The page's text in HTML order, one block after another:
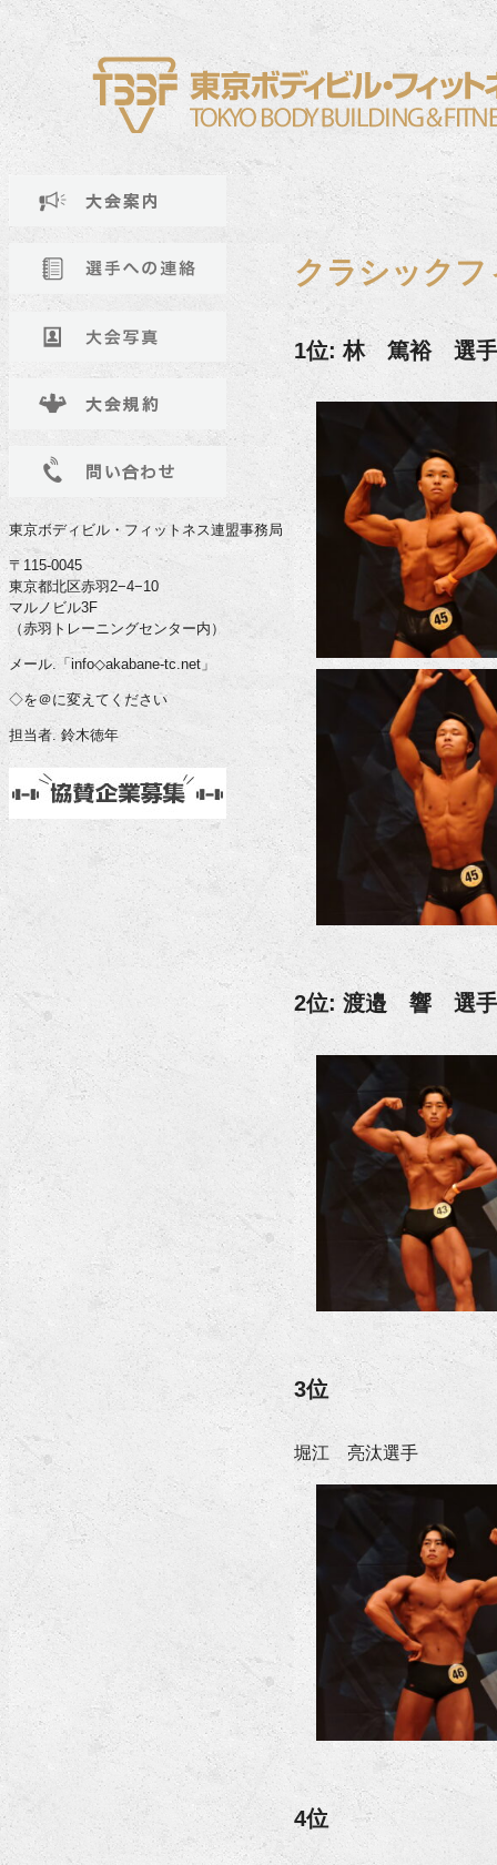
東京ボディビル・フィットネス連盟事務局
〒115-0045
東京都北区赤羽2−4−10
マルノビル3F
（赤羽トレーニングセンター内）
メール.「info◇akabane-tc.net」
◇を＠に変えてください
担当者. 鈴木徳年
クラシックフ
1位: 林 篤裕 選手
2位: 渡邉 響 選手
3位
堀江 亮汰選手
4位